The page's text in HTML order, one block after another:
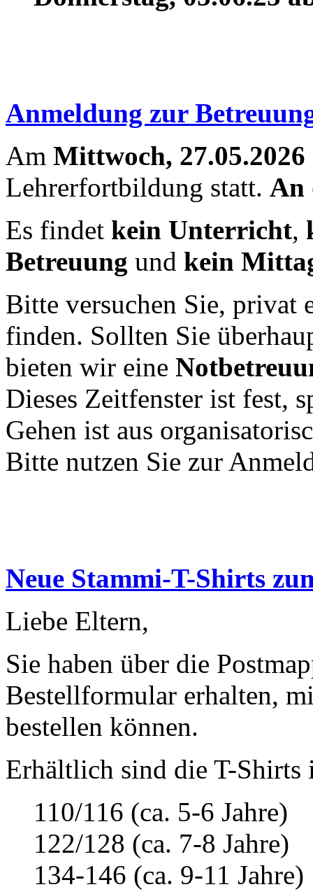
Anmeldung zur
Am Mittwoch, 27.05.2026
Lehrerfortbildung statt. An
Es findet kein Unterricht,
Betreuung und kein
Bitte versuchen Sie,
finden. Sollten Sie
bieten wir eine
Dieses Zeitfenster ist fest,
Gehen ist aus
Bitte nutzen Sie zur
Neue Stammi-T-Shirts
Liebe Eltern,
Sie haben über die
Bestellformular erhalten,
bestellen können.
Erhältlich sind die T-Shirts
110/116 (ca. 5-6 Jahre)
122/128 (ca. 7-8 Jahre)
134-146 (ca. 9-11 Jahre)